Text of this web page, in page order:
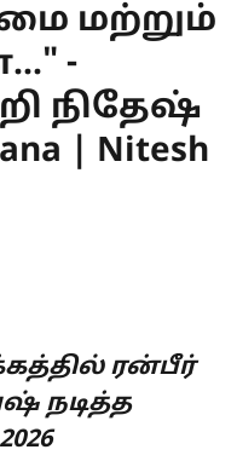
மற்றும்
-
நிதேஷ்
| Nitesh
ரன்பீர்
நடித்த